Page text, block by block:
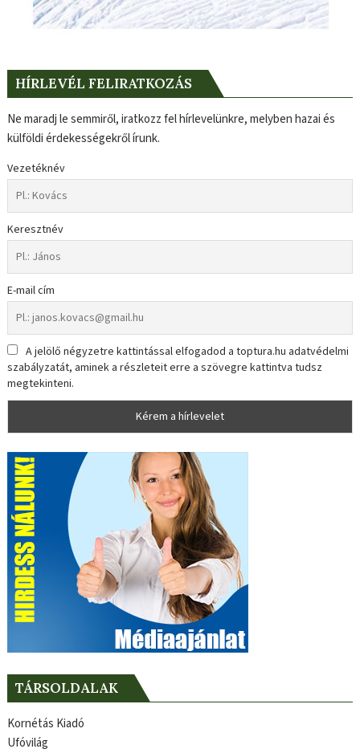
HÍRLEVÉL FELIRATKOZÁS
Ne maradj le semmiről, iratkozz fel hírlevelünkre, melyben hazai és
külföldi érdekességekről írunk.
Vezetéknév
Keresztnév
E-mail cím
A jelölő négyzetre kattintással elfogadod a toptura.hu adatvédelmi
szabályzatát, aminek a részleteit erre a szövegre kattintva tudsz
megtekinteni.
TÁRSOLDALAK
Kornétás Kiadó
Ufóvilág